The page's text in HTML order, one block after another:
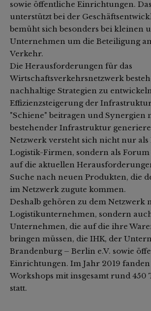
sowie öffentliche Einrichtungen.
unterstützt bei der
bemüht sich besonders bei kleinen
Unternehmen um die Beteiligung
Verkehr.
Die Herausforderungen für das
Wirtschaftsverkehrsnetzwerk
nachhaltige Strategien zu
Effizienzsteigerung der
"Schiene" beitragen und Synergien
bestehender Infrastruktur
Netzwerk versteht sich nicht nur als
Logistik-Firmen, sondern als
auf die aktuellen
Suche nach neuen Produkten, die
im Netzwerk zugute kommen.
Deshalb gehören zu dem Netzwerk
Logistikunternehmen, sondern
Unternehmen, die auf die ihre
bringen müssen, die IHK, der
Brandenburg – Berlin e.V. sowie
Einrichtungen. Im Jahr 2019
Workshops mit insgesamt rund 450
statt.